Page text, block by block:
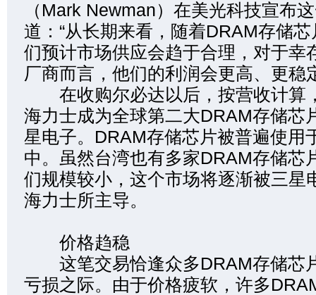
（Mark Newman）在美光科技宣布
道：“从长期来看，随着DRAM存储
们预计市场供应会趋于合理，对于幸
厂商而言，他们的利润会更高、更稳
在收购尔必达以后，按营收计算
海力士成为全球第二大DRAM存储芯
星电子。DRAM存储芯片被普遍使用
中。虽然台湾也有多家DRAM存储芯
们规模较小，这个市场将逐渐被三星
海力士所主导。
价格趋稳
这笔交易恰逢众多DRAM存储芯
亏损之际。由于价格疲软，许多